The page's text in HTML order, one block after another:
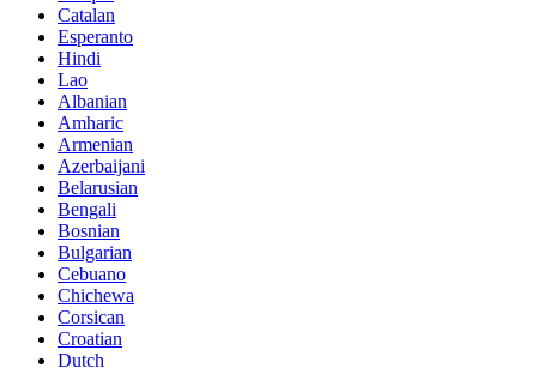
Catalan
Esperanto
Hindi
Lao
Albanian
Amharic
Armenian
Azerbaijani
Belarusian
Bengali
Bosnian
Bulgarian
Cebuano
Chichewa
Corsican
Croatian
Dutch